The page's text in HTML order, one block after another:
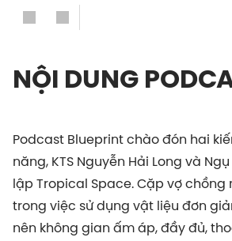
NỘI DUNG
Podcast Blueprint chào đón hai
năng, KTS Nguyễn Hải Long và
lập Tropical Space. Cặp vợ
trong việc sử dụng vật liệu đơn
nên không gian ấm áp, đầy đủ,